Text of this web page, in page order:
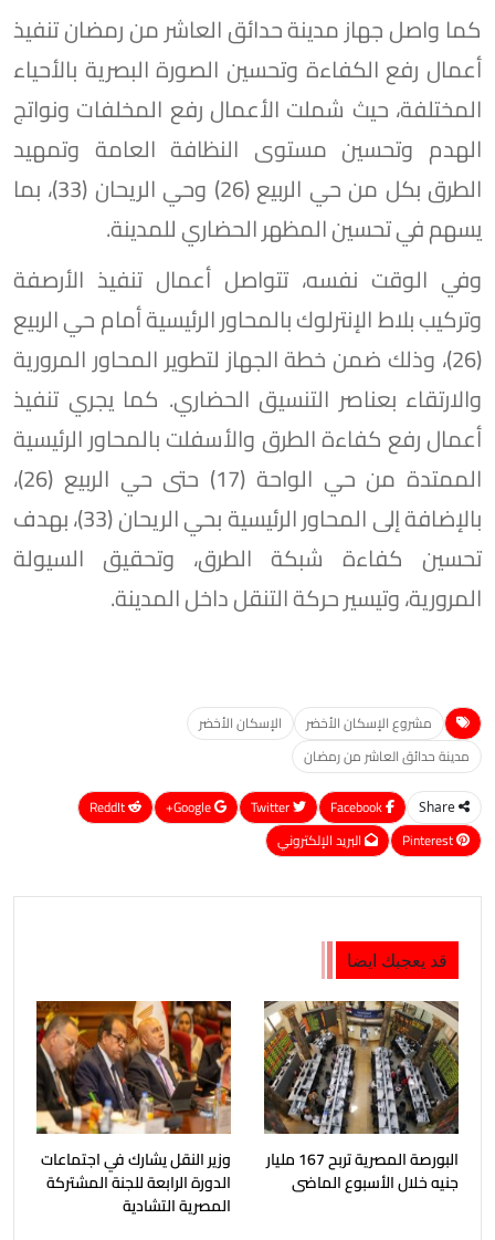
كما واصل جهاز مدينة حدائق العاشر من رمضان تنفيذ
أعمال رفع الكفاءة وتحسين الصورة البصرية بالأحياء
المختلفة، حيث شملت الأعمال رفع المخلفات ونواتج
الهدم وتحسين مستوى النظافة العامة وتمهيد
الطرق بكل من حي الربيع (26) وحي الريحان (33)، بما
يسهم في تحسين المظهر الحضاري للمدينة.
وفي الوقت نفسه، تتواصل أعمال تنفيذ الأرصفة
وتركيب بلاط الإنترلوك بالمحاور الرئيسية أمام حي الربيع
(26)، وذلك ضمن خطة الجهاز لتطوير المحاور المرورية
والارتقاء بعناصر التنسيق الحضاري. كما يجري تنفيذ
أعمال رفع كفاءة الطرق والأسفلت بالمحاور الرئيسية
الممتدة من حي الواحة (17) حتى حي الربيع (26)،
بالإضافة إلى المحاور الرئيسية بحي الريحان (33)، بهدف
تحسين كفاءة شبكة الطرق، وتحقيق السيولة
المرورية، وتيسير حركة التنقل داخل المدينة.
مشروع الإسكان الأخضر
الإسكان الأخضر
مدينة حدائق العاشر من رمضان
Share
Google+
ReddIt
Pinterest
البريد الإلكتروني
قد يعجبك ايضا
البورصة المصرية تربح 167 مليار
جنيه خلال الأسبوع الماضى
وزير النقل يشارك في اجتماعات
الدورة الرابعة للجنة المشتركة
المصرية التشادية